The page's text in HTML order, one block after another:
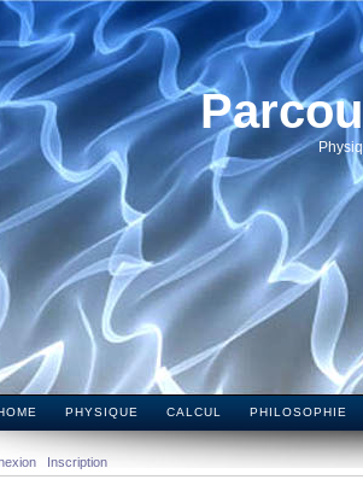
PHYSIQUE CALCUL PHILOSOPHIE
Inscription